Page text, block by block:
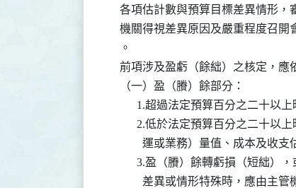
各項估計數與預算目標差異情形
機關得視差異原因及嚴重程度召
    。
前項涉及盈虧（餘絀）之核定，應
    （一）盈（賸）餘部分：
1.超過法定預算百分之二十
2.低於法定預算百分之二十
運或業務）量值、成本及收
3.盈（賸）餘轉虧損（短絀
差異或情形特殊時，應由主